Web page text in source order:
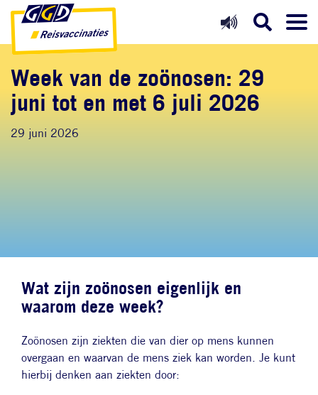
Direct naar inhoud
Direct naar hoofdnavigatie
Direct naar zoekfunctie
Week van de zoönosen: 29
juni tot en met 6 juli 2026
29 juni 2026
Wat zijn zoönosen eigenlijk en
waarom deze week?
Zoönosen zijn ziekten die van dier op mens kunnen
overgaan en waarvan de mens ziek kan worden. Je kunt
hierbij denken aan ziekten door: